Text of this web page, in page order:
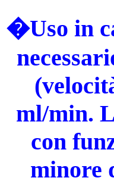
�Uso in
ml/min.
con
minore